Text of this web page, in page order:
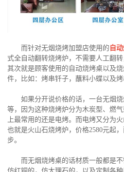
而针对无烟烧烤加盟店使用的 自
式全自动翻转烧烤炉，不需要人工翻转
其次就是顾客使用的自动烧烤桌以及
件，比如：烤串钎子，蘸料小蝶以及烤
如果分开说价格的话，一台无烟
等，因为这种烧烤炉分为木炭型、燃
上最常用的还是电烤。而电烤又分为
也就是火山石烧烤炉，价格2580元起
步。
而无烟烧烤桌的话材质一般都是